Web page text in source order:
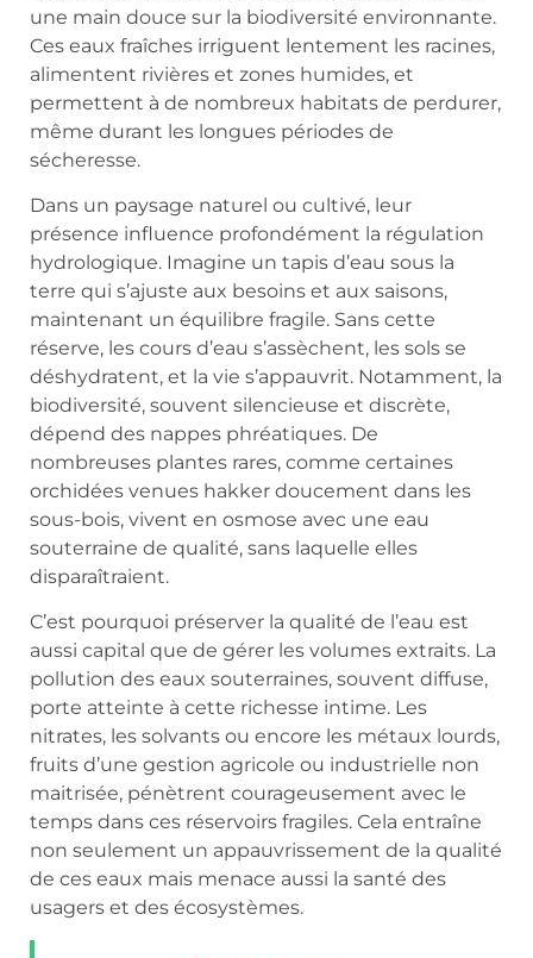
une main douce sur la biodiversité environnante.
Ces eaux fraîches irriguent lentement les racines,
alimentent rivières et zones humides, et
permettent à de nombreux habitats de perdurer,
même durant les longues périodes de
sécheresse.
Dans un paysage naturel ou cultivé, leur
présence influence profondément la régulation
hydrologique. Imagine un tapis d’eau sous la
terre qui s’ajuste aux besoins et aux saisons,
maintenant un équilibre fragile. Sans cette
réserve, les cours d’eau s’assèchent, les sols se
déshydratent, et la vie s’appauvrit. Notamment, la
biodiversité, souvent silencieuse et discrète,
dépend des nappes phréatiques. De
nombreuses plantes rares, comme certaines
orchidées venues hakker doucement dans les
sous-bois, vivent en osmose avec une eau
souterraine de qualité, sans laquelle elles
disparaîtraient.
C’est pourquoi préserver la qualité de l’eau est
aussi capital que de gérer les volumes extraits. La
pollution des eaux souterraines, souvent diffuse,
porte atteinte à cette richesse intime. Les
nitrates, les solvants ou encore les métaux lourds,
fruits d’une gestion agricole ou industrielle non
maitrisée, pénètrent courageusement avec le
temps dans ces réservoirs fragiles. Cela entraîne
non seulement un appauvrissement de la qualité
de ces eaux mais menace aussi la santé des
usagers et des écosystèmes.